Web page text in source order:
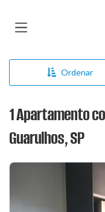
Ordenar
1 Apartamento
Guarulhos, SP